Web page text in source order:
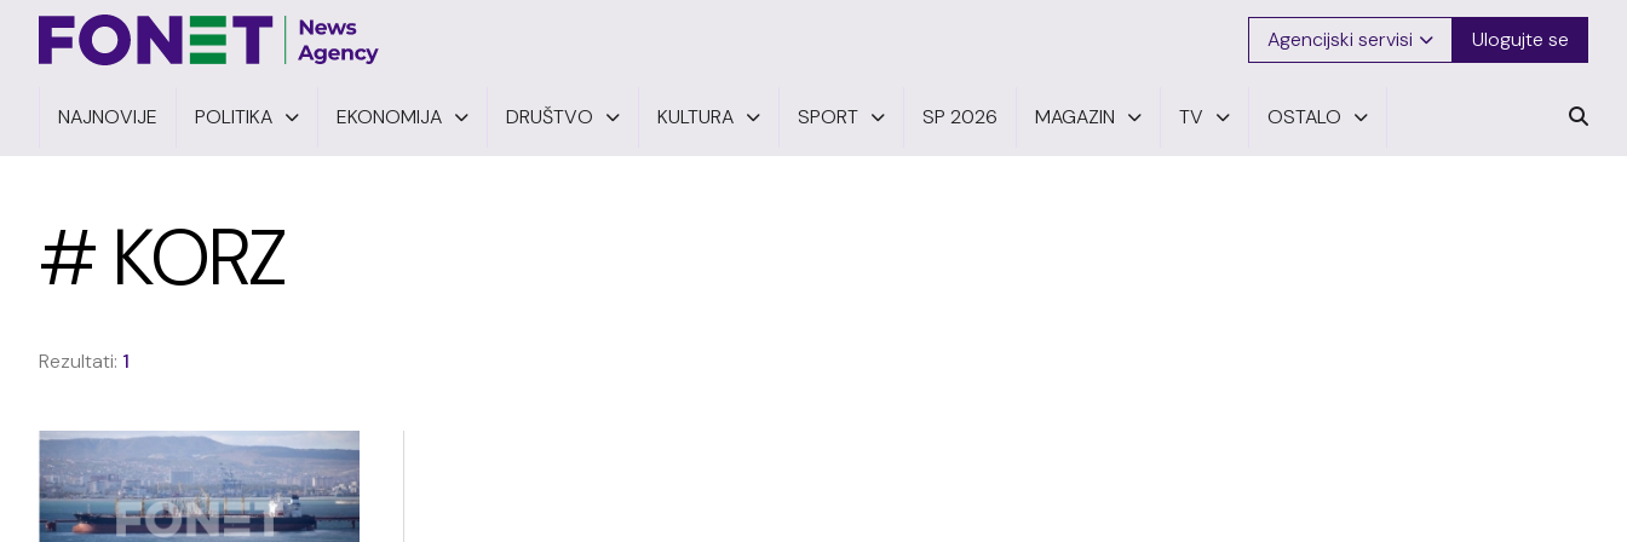
Agencijski servisi Ulogujte se
NAJNOVIJE POLITIKA EKONOMIJA DRUŠTVO KULTURA SPORT SP 2026 MAGAZIN TV OSTALO
# KORZ
Rezultati: 1